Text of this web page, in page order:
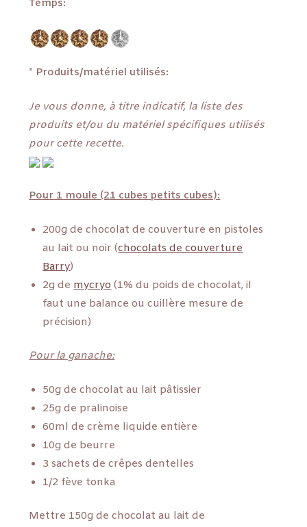
Temps:
* Produits/matériel utilisés:
Je vous donne, à titre indicatif, la liste des
produits et/ou du matériel spécifiques utilisés
pour cette recette.
Pour 1 moule (21 cubes petits cubes):
200g de chocolat de couverture en pistoles
au lait ou noir (chocolats de couverture
Barry)
2g de mycryo (1% du poids de chocolat, il
faut une balance ou cuillère mesure de
précision)
Pour la ganache:
50g de chocolat au lait pâtissier
25g de pralinoise
60ml de crème liquide entière
10g de beurre
3 sachets de crêpes dentelles
1/2 fève tonka
Mettre 150g de chocolat au lait de